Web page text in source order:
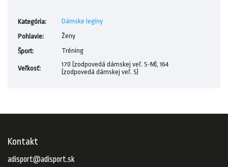
Kategória:
Dámske legíny
Pohlavie:
Ženy
Šport: Tréning
Veľkosť:
170 (zodpovedá dámskej veľ. S-M), 164
(zodpovedá dámskej veľ. S)
Kontakt
adisport@adisport.sk